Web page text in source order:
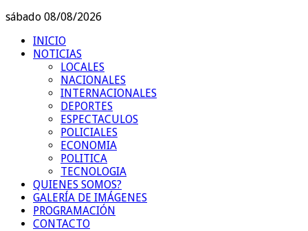
sábado 08/08/2026
INICIO
NOTICIAS
LOCALES
NACIONALES
INTERNACIONALES
DEPORTES
ESPECTACULOS
POLICIALES
ECONOMIA
POLITICA
TECNOLOGIA
QUIENES SOMOS?
GALERÍA DE IMÁGENES
PROGRAMACIÓN
CONTACTO